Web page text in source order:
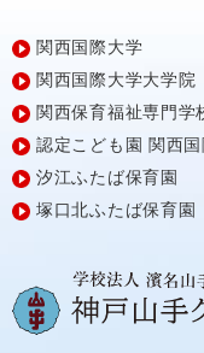
関西国際大学
関西国際大学大学院
関西保育福祉専門学
認定こども園 関西
汐江ふたば保育園
塚口北ふたば保育園